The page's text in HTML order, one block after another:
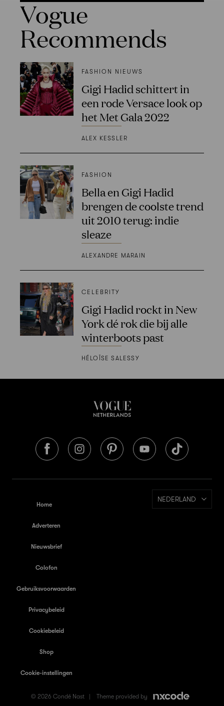
Vogue
Recommends
FASHION NIEUWS
Gigi Hadid schittert in
een rode Versace look op
het Met Gala 2022
ALEX KESSLER
FASHION
Bella en Gigi Hadid
brengen de coolste trend
uit 2010 terug: indie
sleaze
ALEXANDRE MARAIN
CELEBRITY
Gigi Hadid rockt in New
York dé rok die bij alle
winterboots past
HÉLOÏSE SALESSY
Home
Adverteren
Nieuwsbrief
Colofon
Gebruiksvoorwaarden
Privacybeleid
Cookiebeleid
Shop
Cookie-instellingen
NEDERLAND
© 2026 Condé Nast | Theme provided by